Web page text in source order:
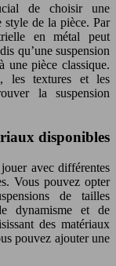
de choisir une
style de la pièce. Par
en métal peut
qu’une suspension
une pièce classique.
les textures et les
la suspension
disponibles
avec différentes
Vous pouvez opter
de tailles
dynamisme et de
des matériaux
pouvez ajouter une